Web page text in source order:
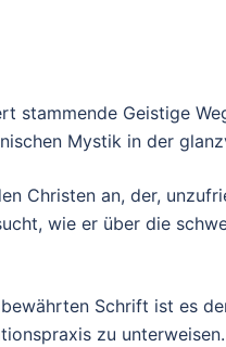
stammende Geistige
Mystik in der
Christen an, der,
wie er über die
Schrift ist es
zu